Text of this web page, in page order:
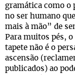
gramática como o
no ser humano
mais à mão” de
Para muitos pés,
tapete não é o
ascensão
publicados) ao